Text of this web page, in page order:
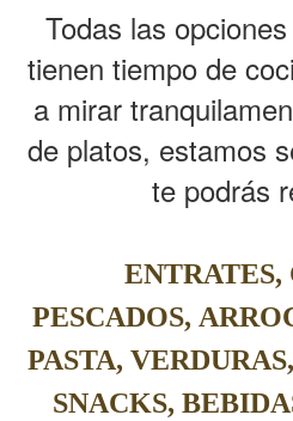
Todas las
tienen tiempo de
a mirar
de platos, estamos
te podrás
ENTRATES,
PESCADOS,
PASTA,
SNACKS,